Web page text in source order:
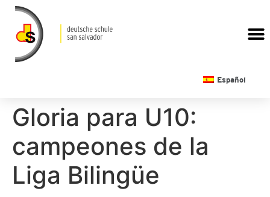
Español
Gloria para U10:
campeones de la
Liga Bilingüe